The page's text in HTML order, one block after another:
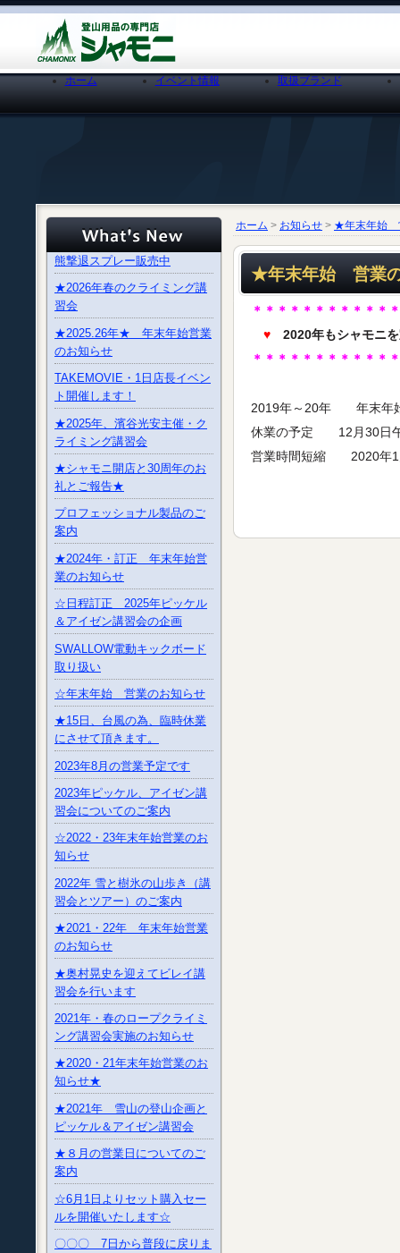
ホーム イベント情報 取扱ブランド
熊撃退スプレー販売中
★2026年春のクライミング講
習会
★2025.26年★ 年末年始営業
のお知らせ
TAKEMOVIE・1日店長イベン
ト開催します！
★2025年、濱谷光安主催・ク
ライミング講習会
★シャモニ開店と30周年のお
礼とご報告★
プロフェッショナル製品のご
案内
★2024年・訂正 年末年始営
業のお知らせ
☆日程訂正 2025年ピッケル
＆アイゼン講習会の企画
SWALLOW電動キックボード
取り扱い
☆年末年始 営業のお知らせ
★15日、台風の為、臨時休業
にさせて頂きます。
2023年8月の営業予定です
2023年ピッケル、アイゼン講
習会についてのご案内
☆2022・23年末年始営業のお
知らせ
2022年 雪と樹氷の山歩き（講
習会とツアー）のご案内
★2021・22年 年末年始営業
のお知らせ
★奥村晃史を迎えてビレイ講
習会を行います
2021年・春のロープクライミ
ング講習会実施のお知らせ
★2020・21年末年始営業のお
知らせ★
★2021年 雪山の登山企画と
ピッケル＆アイゼン講習会
★８月の営業日についてのご
案内
☆6月1日よりセット購入セー
ルを開催いたします☆
〇〇〇 7日から普段に戻りま
ホーム > お知らせ > ★年末年始
★年末年始 営業
＊＊＊＊＊＊＊＊＊＊＊
♥ 2020年もシャモニ
＊＊＊＊＊＊＊＊＊＊＊
2019年～20年 年末年
休業の予定 12月30日
営業時間短縮 2020年1